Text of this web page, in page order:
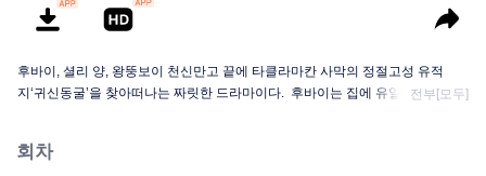
후바이, 셜리 양, 왕뚱보이 천신만고 끝에 타클라마칸 사막의 정절고성 유적
지‘귀신동굴’을 찾아떠나는 짜릿한 드라마이다. 후바이는 집에 유일한 책인<십
뒤에 티베트에서 입대하여 눈사태를 만나 큰 구덩이에 떨어지게 되었는데 후바
전부[모두]
회차